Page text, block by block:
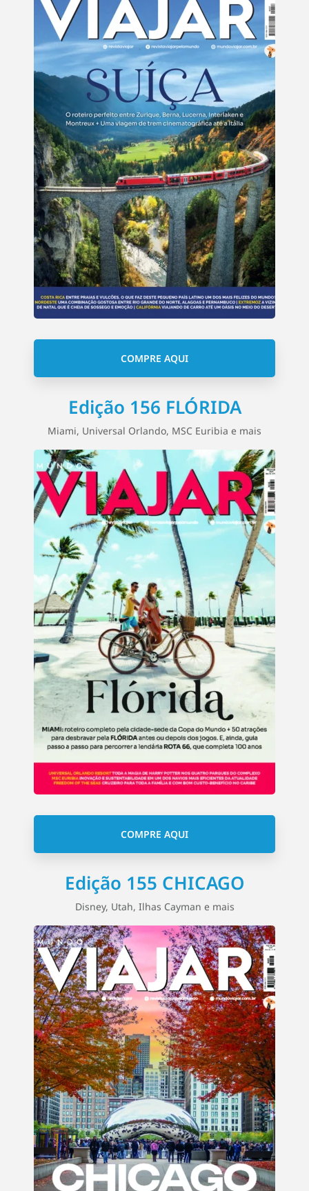
COMPRE AQUI
Edição 156 FLÓRIDA
Miami, Universal Orlando, MSC Euribia e mais
COMPRE AQUI
Edição 155 CHICAGO
Disney, Utah, Ilhas Cayman e mais